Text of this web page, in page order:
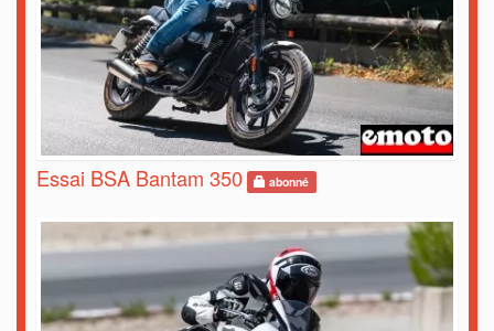
Essai BSA Bantam 350 abonné